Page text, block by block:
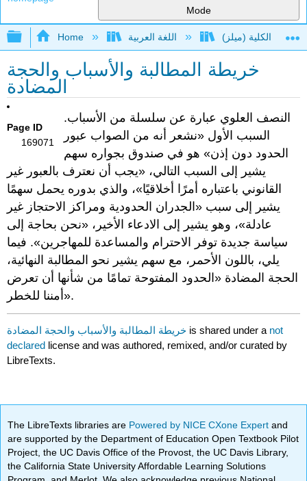
Mode
Expand/collapse global hierarchy
Home
خريطة المطالبة والأسباب والحجة
المضادة
Page ID
169071
النصف العلوي عبارة عن سلسلة من الأسباب.
السبب الأول «نشعر أنه من الصواب عبور
الحدود دون إذن» هو في صندوق بجواره سهم
يشير إلى السبب التالي، «يجب أن نعترف بالعبور غير
القانوني باعتباره أمرًا أخلاقيًا»، والذي بدوره يحمل سهمًا
يشير إلى سبب «الجدران الحدودية ومراكز الاحتجاز غير
عادلة»، وهو يشير إلى الادعاء الأخير، «نحن بحاجة إلى
سياسة جديدة توفر الاحترام والمساعدة للمهاجرين». فيما
يلي، باللون الأحمر، مع سهم يشير نحو المطالبة النهائية،
الحجة المضادة «الحدود المفتوحة تمامًا من شأنها أن تعرض
أمننا للخطر».
خريطة المطالبة والأسباب والحجة المضادة is shared under a not
declared license and was authored, remixed, and/or curated by
LibreTexts.
The LibreTexts libraries are Powered by NICE CXone Expertand
are supported by the Department of Education Open Textbook Pilot
Project, the UC Davis Office of the Provost, the UC Davis Library,
the California State University Affordable Learning Solutions